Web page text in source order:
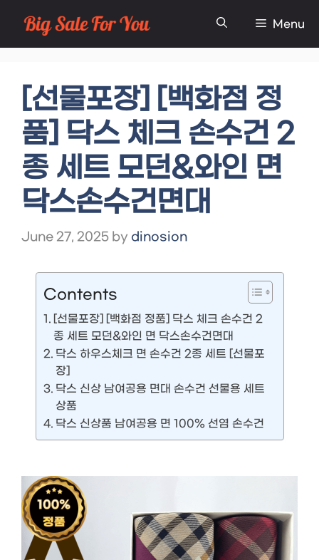
Skip
to
Menu
[선물포장] [백화점 정
품] 닥스 체크 손수건 2
종 세트 모던&와인 면
닥스손수건면대
June 27, 2025 by dinosion
Contents
[선물포장] [백화점 정품] 닥스 체크 손수건 2
종 세트 모던&와인 면 닥스손수건면대
닥스 하우스체크 면 손수건 2종 세트 [선물포
장]
닥스 신상 남여공용 면대 손수건 선물용 세트
상품
닥스 신상품 남여공용 면 100% 선염 손수건